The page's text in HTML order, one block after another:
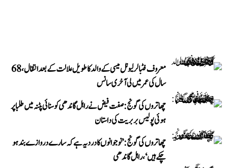
معروف فٹبالر لیونل میسی کے والد کا طویل علالت کے بعد انتقال، 68
سال کی عمر میں لی آخری سانس
چھاتروں کی گونج: صفت فیض نے راہل گاندھی کو سنائی پٹنہ میں طلبا پر
ہوئی پولیس بربریت کی داستان
چھاتروں کی گونج: ’نوجوانوں کا درد یہ ہے کہ سارے دروازے بند ہو
چکے ہیں‘، راہل گاندھی